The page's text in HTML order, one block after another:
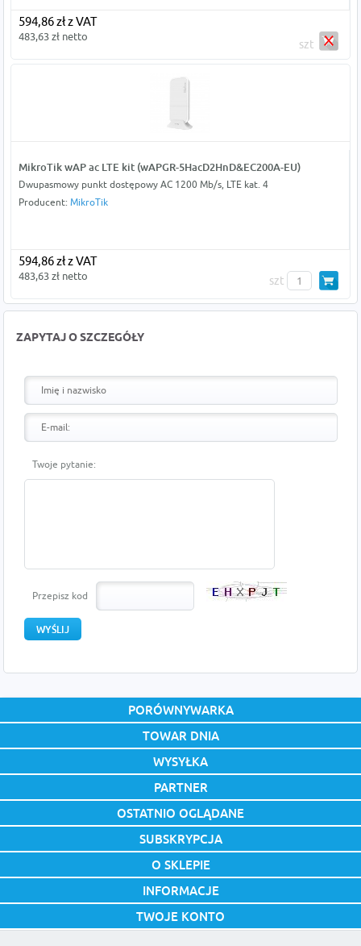
594,86 zł z VAT
483,63 zł netto
szt
MikroTik wAP ac LTE kit (wAPGR-5HacD2HnD&EC200A-EU)
Dwupasmowy punkt dostępowy AC 1200 Mb/s, LTE kat. 4
Producent: MikroTik
594,86 zł z VAT
483,63 zł netto szt
ZAPYTAJ O SZCZEGÓŁY
Twoje pytanie:
Przepisz kod
PORÓWNYWARKA
TOWAR DNIA
WYSYŁKA
PARTNER
OSTATNIO OGLĄDANE
SUBSKRYPCJA
O SKLEPIE
INFORMACJE
TWOJE KONTO